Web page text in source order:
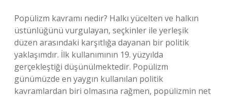
Popülizm kavramı nedir? Halkı yücelten ve halkın
üstünlüğünü vurgulayan, seçkinler ile yerleşik
düzen arasındaki karşıtlığa dayanan bir politik
yaklaşımdır. İlk kullanımının 19. yüzyılda
gerçekleştiği düşünülmektedir. Popülizm
günümüzde en yaygın kullanılan politik
kavramlardan biri olmasına rağmen, popülizmin net